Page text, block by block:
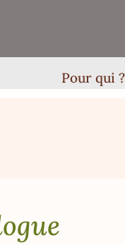
Pour qui ?